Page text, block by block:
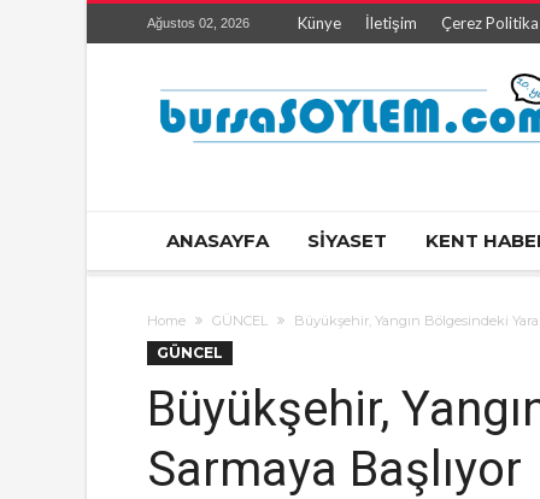
Ağustos 02, 2026 Künye İletişim Çerez
ANASAYFA SİYASET KENT
Home GÜNCEL Büyükşehir, Yangın Bölgesindeki
GÜNCEL
Büyükşehir,
Sarmaya Başlıyor